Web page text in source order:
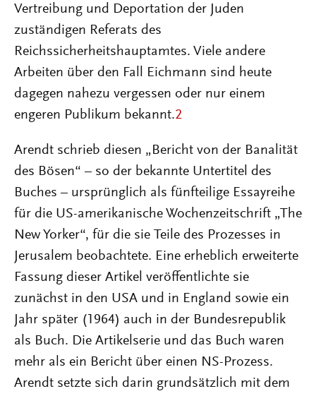
Vertreibung und Deportation der Juden
zuständigen Referats des
Reichssicherheitshauptamtes. Viele andere
Arbeiten über den Fall Eichmann sind heute
dagegen nahezu vergessen oder nur einem
engeren Publikum bekannt.2
Arendt schrieb diesen „Bericht von der Banalität
des Bösen“ – so der bekannte Untertitel des
Buches – ursprünglich als fünfteilige Essayreihe
für die US-amerikanische Wochenzeitschrift „The
New Yorker“, für die sie Teile des Prozesses in
Jerusalem beobachtete. Eine erheblich erweiterte
Fassung dieser Artikel veröffentlichte sie
zunächst in den USA und in England sowie ein
Jahr später (1964) auch in der Bundesrepublik
als Buch. Die Artikelserie und das Buch waren
mehr als ein Bericht über einen NS-Prozess.
Arendt setzte sich darin grundsätzlich mit dem